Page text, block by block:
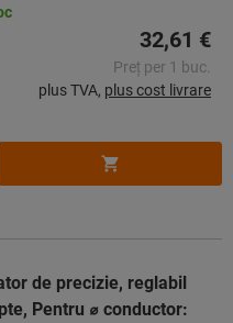
32,61 €
Preț per 1 buc.
plus TVA, plus cost livrare
de precizie, reglabil
Pentru ⌀ conductor: